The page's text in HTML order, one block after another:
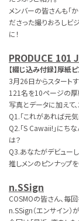
メンバーの皆さんも「
ださった撮りおろしビ
に！
PRODUCE 101
【綴じ込み付録】厚紙
3月26日からスタート
121名を10ページの厚
写真とデータに加えて
Q1.「これがあれば元気
Q2.「S Cawaii!」にち
は？
Q3.あなたがデビュー
推しメンのピンナップ
n.SSign
COSMOの皆さん、毎
n.SSign（エンサイン）